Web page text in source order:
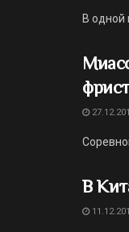
В одной
В